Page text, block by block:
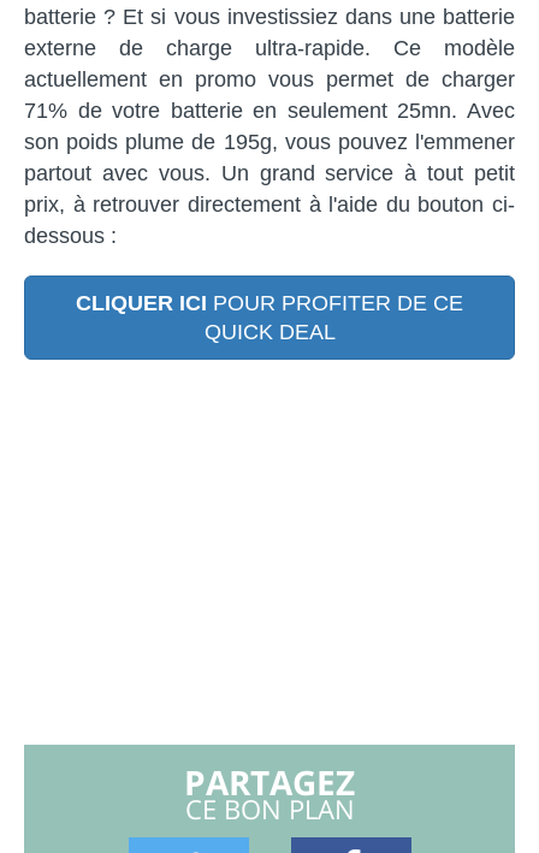
batterie ? Et si vous investissiez dans une batterie
externe de charge ultra-rapide. Ce modèle
actuellement en promo vous permet de charger
71% de votre batterie en seulement 25mn. Avec
son poids plume de 195g, vous pouvez l'emmener
partout avec vous. Un grand service à tout petit
prix, à retrouver directement à l'aide du bouton ci-
dessous :
CLIQUER ICI POUR PROFITER DE CE
QUICK DEAL
PARTAGEZ
CE BON PLAN